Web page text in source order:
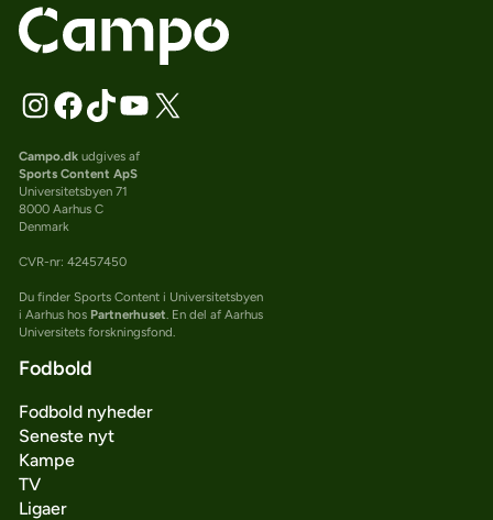
Campo.dkudgives af
Sports Content ApS
Universitetsbyen 71
8000 Aarhus C
Denmark
CVR-nr: 42457450
Du finder Sports Content i Universitetsbyen
i Aarhus hos Partnerhuset. En del af Aarhus
Universitets forskningsfond.
Fodbold
Fodbold nyheder
Seneste nyt
Kampe
TV
Ligaer